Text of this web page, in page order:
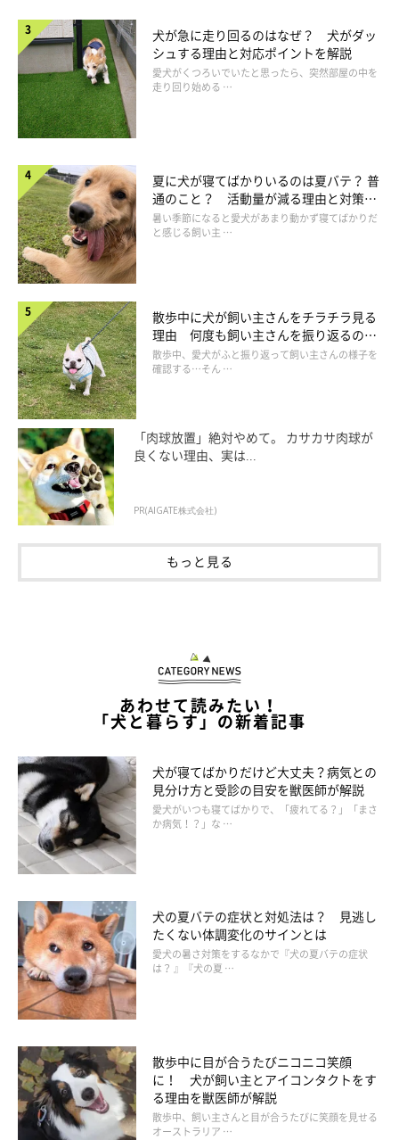
とても賢くて感心してしまうしらたまちゃんの行動ですが、カメ
ラにバッチリとおさまっているので、飼い主さんにはバレバレで
す。
その後、そばで犯行の様子を見ていたパパさんにペットハウスを
しらたまちゃん的にはうまく隠したつもりだったかもしれません
が、今回の隠蔽工作は失敗に終わってしまったようでした。
この投稿をInstagramで見る
犬が急に走り回るのはなぜ？ 犬がダッ
シュする理由と対応ポイントを解説
愛犬がくつろいでいたと思ったら、突然部屋の中を
走り回り始める …
夏に犬が寝てばかりいるのは夏バテ？ 普
通のこと？ 活動量が減る理由と対策と
は
暑い季節になると愛犬があまり動かず寝てばかりだ
と感じる飼い主 …
散歩中に犬が飼い主さんをチラチラ見る
理由 何度も飼い主さんを振り返るのは
なぜ？
散歩中、愛犬がふと振り返って飼い主さんの様子を
確認する…そん …
「肉球放置」絶対やめて。 カサカサ肉球が
良くない理由、実は...
PR(AIGATE株式会社)
もっと見る
あわせて読みたい！
「犬と暮らす」の新着記事
犬が寝てばかりだけど大丈夫？病気との
見分け方と受診の目安を獣医師が解説
愛犬がいつも寝てばかりで、「疲れてる？」「まさ
か病気！？」な …
犬の夏バテの症状と対処法は？ 見逃し
たくない体調変化のサインとは
愛犬の暑さ対策をするなかで『犬の夏バテの症状
は？ 』『犬の夏 …
散歩中に目が合うたびニコニコ笑顔
に！ 犬が飼い主とアイコンタクトをす
る理由を獣医師が解説
散歩中、飼い主さんと目が合うたびに笑顔を見せる
オーストラリア …